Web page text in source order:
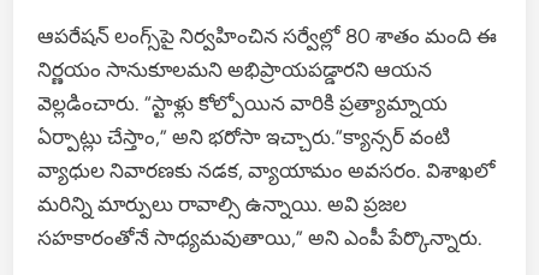
ఆపరేషన్ లంగ్స్‌పై నిర్వహించిన సర్వేల్లో 80 శాతం మంది ఈ
నిర్ణయం సానుకూలమని అభిప్రాయపడ్డారని ఆయన
వెల్లడించారు. “స్టాళ్లు కోల్పోయిన వారికి ప్రత్యామ్నాయ
ఏర్పాట్లు చేస్తాం,” అని భరోసా ఇచ్చారు.“క్యాన్సర్ వంటి
వ్యాధుల నివారణకు నడక, వ్యాయామం అవసరం. విశాఖలో
మరిన్ని మార్పులు రావాల్సి ఉన్నాయి. అవి ప్రజల
సహకారంతోనే సాధ్యమవుతాయి,” అని ఎంపీ పేర్కొన్నారు.